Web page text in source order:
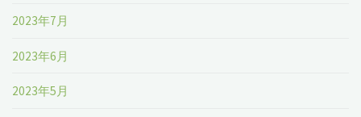
2023年7月
2023年6月
2023年5月